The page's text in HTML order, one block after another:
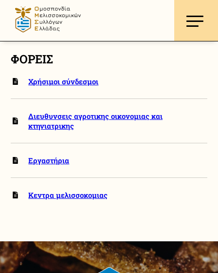
ΦΟΡΕΙΣ
Χρήσιμοι σύνδεσμοι
Διευθυνσεις αγροτικης οικονομιας και
κτηνιατρικης
Εργαστήρια
Κεντρα μελισσοκομιας